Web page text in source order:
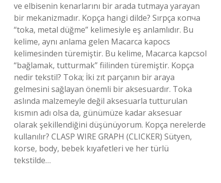
ve elbisenin kenarlarını bir arada tutmaya yarayan
bir mekanizmadır. Kopça hangi dilde? Sırpça копча
“toka, metal düğme” kelimesiyle eş anlamlıdır. Bu
kelime, aynı anlama gelen Macarca kapocs
kelimesinden türemiştir. Bu kelime, Macarca kapcsol
“bağlamak, tutturmak” fiilinden türemiştir. Kopça
nedir tekstil? Toka; İki zıt parçanın bir araya
gelmesini sağlayan önemli bir aksesuardır. Toka
aslında malzemeyle değil aksesuarla tutturulan
kısmın adı olsa da, günümüze kadar aksesuar
olarak şekillendiğini düşünüyorum. Kopça nerelerde
kullanılır? CLASP WIRE GRAPH (CLICKER) Sütyen,
korse, body, bebek kıyafetleri ve her türlü
tekstilde…